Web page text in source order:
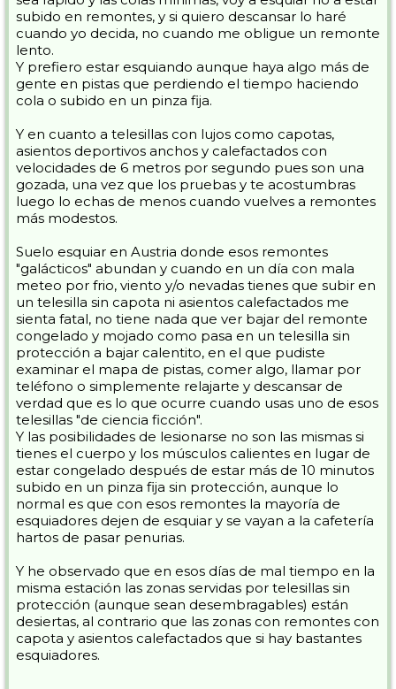
subido en remontes, y si quiero descansar lo haré
cuando yo decida, no cuando me obligue un remonte
lento.
Y prefiero estar esquiando aunque haya algo más de
gente en pistas que perdiendo el tiempo haciendo
cola o subido en un pinza fija.
Y en cuanto a telesillas con lujos como capotas,
asientos deportivos anchos y calefactados con
velocidades de 6 metros por segundo pues son una
gozada, una vez que los pruebas y te acostumbras
luego lo echas de menos cuando vuelves a remontes
más modestos.
Suelo esquiar en Austria donde esos remontes
"galácticos" abundan y cuando en un día con mala
meteo por frio, viento y/o nevadas tienes que subir en
un telesilla sin capota ni asientos calefactados me
sienta fatal, no tiene nada que ver bajar del remonte
congelado y mojado como pasa en un telesilla sin
protección a bajar calentito, en el que pudiste
examinar el mapa de pistas, comer algo, llamar por
teléfono o simplemente relajarte y descansar de
verdad que es lo que ocurre cuando usas uno de esos
telesillas "de ciencia ficción".
Y las posibilidades de lesionarse no son las mismas si
tienes el cuerpo y los músculos calientes en lugar de
estar congelado después de estar más de 10 minutos
subido en un pinza fija sin protección, aunque lo
normal es que con esos remontes la mayoría de
esquiadores dejen de esquiar y se vayan a la cafetería
hartos de pasar penurias.
Y he observado que en esos días de mal tiempo en la
misma estación las zonas servidas por telesillas sin
protección (aunque sean desembragables) están
desiertas, al contrario que las zonas con remontes con
capota y asientos calefactados que si hay bastantes
esquiadores.